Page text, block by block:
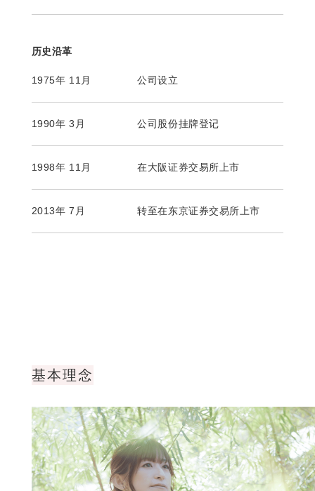
历史沿革
1975年 11月 公司设立
1990年 3月 公司股份挂牌登记
1998年 11月 在大阪证券交易所上市
2013年 7月 转至在东京证券交易所上市
基本理念